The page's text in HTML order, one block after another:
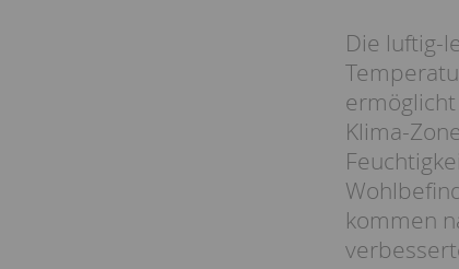
Die luftig-
Klima-
kommen